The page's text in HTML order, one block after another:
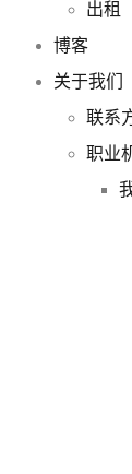
出租
博客
关于我们
联系
职业